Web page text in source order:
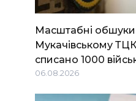
Масштабні обшуки
Мукачівському
списано 1000
06.08.2026